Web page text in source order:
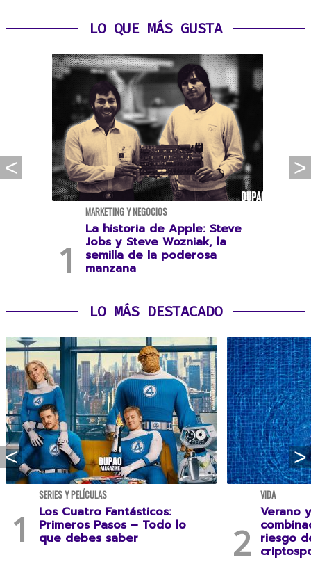
LO QUE MÁS GUSTA
MARKETING Y NEGOCIOS
La historia de Apple: Steve
Jobs y Steve Wozniak, la
semilla de la poderosa
manzana
LO MÁS DESTACADO
SERIES Y PELÍCULAS
Los Cuatro Fantásticos:
Primeros Pasos – Todo lo
que debes saber
VIDA
Verano
riesgo